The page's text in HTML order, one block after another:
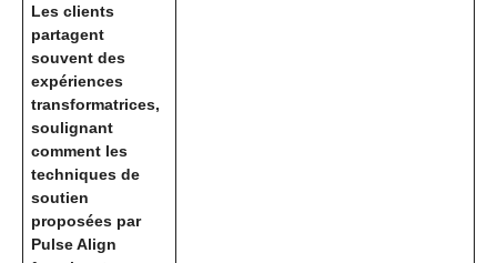
Les clients
partagent
souvent des
expériences
transformatrices,
soulignant
comment les
techniques de
soutien
proposées par
Pulse Align